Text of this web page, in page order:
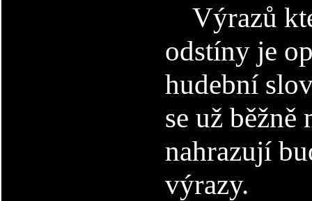
Výrazů
odstíny je
hudební
se už
nahrazují
výrazy.